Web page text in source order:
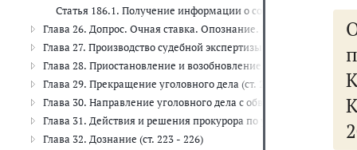
Статья 186.1. Получение информации о соединениях между
Глава 26. Допрос. Очная ставка. Опознание. Проверка
Глава 27. Производство судебной экспертизы (ст. 195 - 207)
Глава 28. Приостановление и возобновление предварительного
Глава 29. Прекращение уголовного дела (ст. 212 - 214.1)
Глава 30. Направление уголовного дела с обвинительным
Глава 31. Действия и решения прокурора по уголовному
Глава 32. Дознание (ст. 223 - 226)